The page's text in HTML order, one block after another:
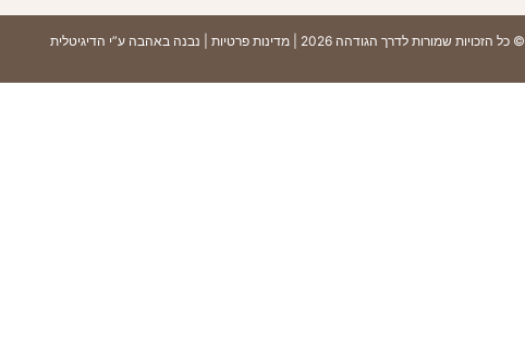
© כל הזכויות שמורות לדרך הגודהה 2026 | מדינות פרטיות | נבנה באהבה ע”י הדיגיטלית